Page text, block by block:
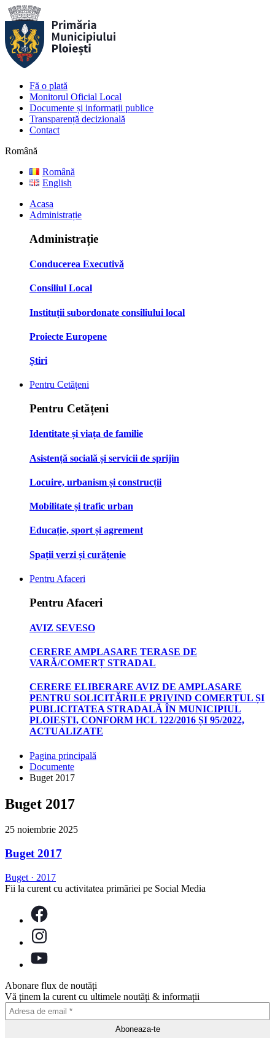
Fă o plată
Monitorul Oficial Local
Documente și informații publice
Transparență decizională
Contact
Română
Română
English
Acasa
Administrație
Administrație
Conducerea Executivă
Consiliul Local
Instituții subordonate consiliului local
Proiecte Europene
Știri
Pentru Cetățeni
Pentru Cetățeni
Identitate și viața de familie
Asistență socială și servicii de sprijin
Locuire, urbanism și construcții
Mobilitate și trafic urban
Educație, sport și agrement
Spații verzi și curățenie
Pentru Afaceri
Pentru Afaceri
AVIZ SEVESO
CERERE AMPLASARE TERASE DE
VARĂ/COMERȚ STRADAL
CERERE ELIBERARE AVIZ DE AMPLASARE
PENTRU SOLICITĂRILE PRIVIND COMERȚUL ȘI
PUBLICITATEA STRADALĂ ÎN MUNICIPIUL
PLOIEȘTI, CONFORM HCL 122/2016 ȘI 95/2022,
ACTUALIZATE
Pagina principală
Documente
Buget 2017
Buget 2017
25 noiembrie 2025
Buget 2017
Buget · 2017
Fii la curent cu activitatea primăriei pe Social Media
Abonare flux de noutăți
Vă ținem la curent cu ultimele noutăți & informații